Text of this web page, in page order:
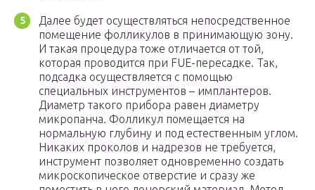
Далее будет осуществляться непосредственное
помещение фолликулов в принимающую зону.
И такая процедура тоже отличается от той,
которая проводится при FUE-пересадке. Так,
подсадка осуществляется с помощью
специальных инструментов – имплантеров.
Диаметр такого прибора равен диаметру
микропанча. Фолликул помещается на
нормальную глубину и под естественным углом.
Никаких проколов и надрезов не требуется,
инструмент позволяет одновременно создать
микроскопическое отверстие и сразу же